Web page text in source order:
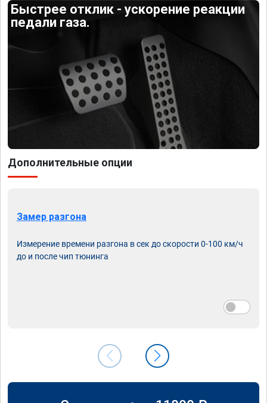
Быстрее отклик - ускорение реакции
педали газа.
Дополнительные опции
Замер разгона
Измерение времени разгона в сек до скорости 0-100 км/ч
до и после чип тюнинга